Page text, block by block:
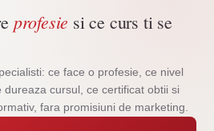
profesie si ce curs ti se
ce face o profesie, ce nivel
cursul, ce certificat obtii si
fara promisiuni de marketing.